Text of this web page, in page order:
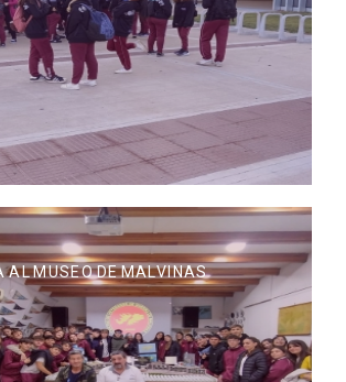
AL MUSEO DE MALVINAS